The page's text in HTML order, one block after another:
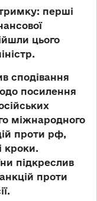
перші
цього
сподівання
посилення
міжнародного
проти рф,
кроки.
підкреслив
проти